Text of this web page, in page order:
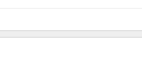
как несчастные
и русском